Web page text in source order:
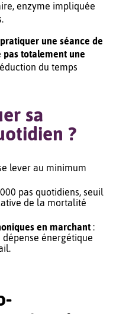
enzyme impliquée
pratiquer une séance de
pas totalement une
du temps
sa
?
lever au minimum
pas quotidiens, seuil
de la mortalité
en marchant :
énergétique